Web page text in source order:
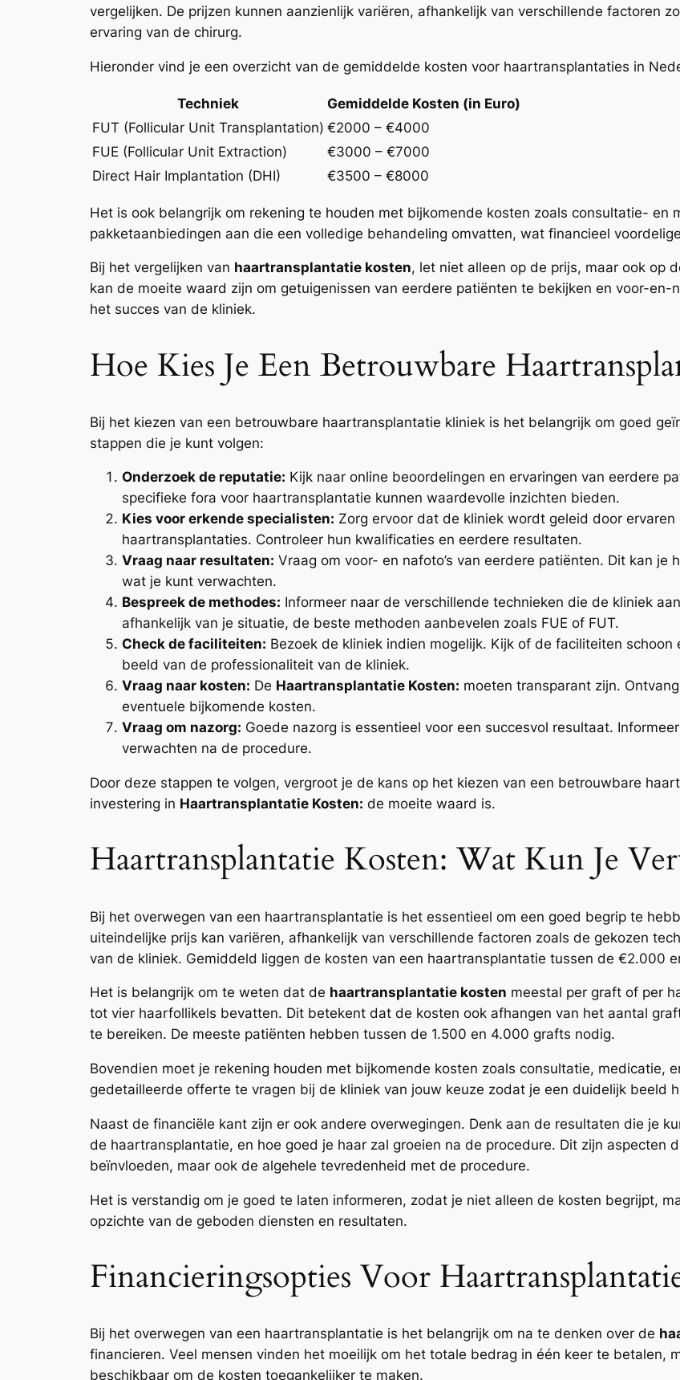
vergelijken. De prijzen kunnen aanzienlijk variëren, afhankelijk van verschillende factoren
ervaring van de chirurg.
Hieronder vind je een overzicht van de gemiddelde kosten voor haartransplantaties in
Techniek
Gemiddelde Kosten (in Euro)
FUT (Follicular Unit Transplantation) €2000 – €4000
FUE (Follicular Unit Extraction)
€3000 – €7000
Direct Hair Implantation (DHI)
€3500 – €8000
Het is ook belangrijk om rekening te houden met bijkomende kosten zoals consultatie- en
pakketaanbiedingen aan die een volledige behandeling omvatten, wat financieel
Bij het vergelijken van haartransplantatie kosten, let niet alleen op de prijs, maar ook op
kan de moeite waard zijn om getuigenissen van eerdere patiënten te bekijken en voor-en-
het succes van de kliniek.
Hoe Kies Je Een Betrouwbare
Bij het kiezen van een betrouwbare haartransplantatie kliniek is het belangrijk om goed
stappen die je kunt volgen:
Onderzoek de reputatie: Kijk naar online beoordelingen en ervaringen van eerdere
specifieke fora voor haartransplantatie kunnen waardevolle inzichten bieden.
Kies voor erkende specialisten: Zorg ervoor dat de kliniek wordt geleid door
haartransplantaties. Controleer hun kwalificaties en eerdere resultaten.
Vraag naar resultaten: Vraag om voor- en nafoto’s van eerdere patiënten. Dit kan je
wat je kunt verwachten.
Bespreek de methodes: Informeer naar de verschillende technieken die de kliniek
afhankelijk van je situatie, de beste methoden aanbevelen zoals FUE of FUT.
Check de faciliteiten: Bezoek de kliniek indien mogelijk. Kijk of de faciliteiten
beeld van de professionaliteit van de kliniek.
Vraag naar kosten: De Haartransplantatie Kosten: moeten transparant zijn.
eventuele bijkomende kosten.
Vraag om nazorg: Goede nazorg is essentieel voor een succesvol resultaat.
verwachten na de procedure.
Door deze stappen te volgen, vergroot je de kans op het kiezen van een betrouwbare
investering in Haartransplantatie Kosten: de moeite waard is.
Haartransplantatie Kosten: Wat Kun Je
Bij het overwegen van een haartransplantatie is het essentieel om een goed begrip te
uiteindelijke prijs kan variëren, afhankelijk van verschillende factoren zoals de gekozen
van de kliniek. Gemiddeld liggen de kosten van een haartransplantatie tussen de €2.000
Het is belangrijk om te weten dat de haartransplantatie kosten meestal per graft of per
tot vier haarfollikels bevatten. Dit betekent dat de kosten ook afhangen van het aantal
te bereiken. De meeste patiënten hebben tussen de 1.500 en 4.000 grafts nodig.
Bovendien moet je rekening houden met bijkomende kosten zoals consultatie, medicatie,
gedetailleerde offerte te vragen bij de kliniek van jouw keuze zodat je een duidelijk beeld
Naast de financiële kant zijn er ook andere overwegingen. Denk aan de resultaten die je
de haartransplantatie, en hoe goed je haar zal groeien na de procedure. Dit zijn aspecten
beïnvloeden, maar ook de algehele tevredenheid met de procedure.
Het is verstandig om je goed te laten informeren, zodat je niet alleen de kosten begrijpt,
opzichte van de geboden diensten en resultaten.
Financieringsopties Voor
Bij het overwegen van een haartransplantatie is het belangrijk om na te denken over de
financieren. Veel mensen vinden het moeilijk om het totale bedrag in één keer te betalen,
beschikbaar om de kosten toegankelijker te maken.